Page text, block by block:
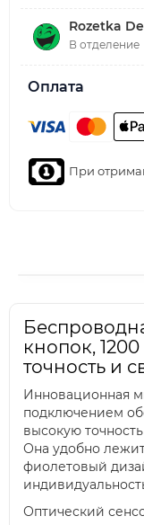
Rozetka
В отделение
Оплата
При
кнопок,
точность и
Инновационная
подключением
высокую
Она удобно
фиолетовый
Оптический